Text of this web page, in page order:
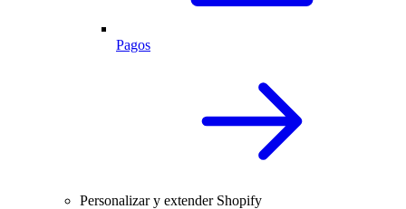
Pagos
Personalizar y extender Shopify